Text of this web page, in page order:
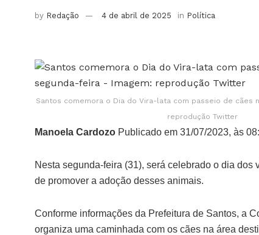
by Redação 4 de abril de 2025 in Política
Santos comemora o Dia do Vira-lata com passeio de cães
reprodução Twitter
Manoela Cardozo Publicado em 31/07/2023, às
Nesta segunda-feira (31), será celebrado o dia
de promover a adoção desses animais.
Conforme informações da Prefeitura de Santos, a
organiza uma caminhada com os cães na área